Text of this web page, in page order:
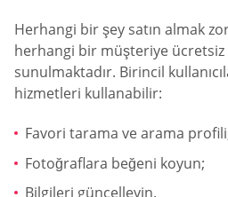
Herhangi bir şey satın almak
herhangi bir müşteriye
sunulmaktadır. Birincil
hizmetleri kullanabilir:
Favori tarama ve arama
Fotoğraflara beğeni koyun;
Bilgileri güncelleyin.